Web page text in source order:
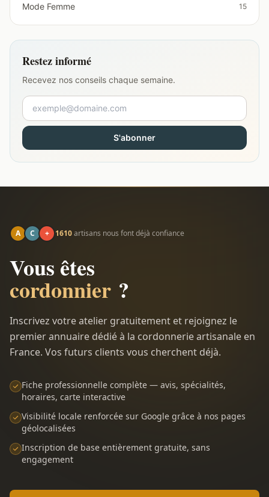
Mode Femme 15
Restez informé
Recevez nos conseils chaque semaine.
S'abonner
A C + 1610artisans nous font déjà confiance
Vous êtes
cordonnier ?
Inscrivez votre atelier gratuitement et rejoignez le
premier annuaire dédié à la cordonnerie artisanale en
France. Vos futurs clients vous cherchent déjà.
Fiche professionnelle complète — avis, spécialités,
horaires, carte interactive
Visibilité locale renforcée sur Google grâce à nos pages
géolocalisées
Inscription de base entièrement gratuite, sans
engagement